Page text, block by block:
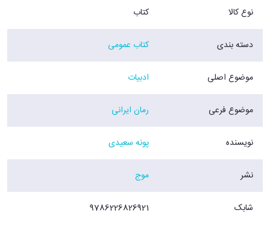
نوع کالا کتاب
دسته بندی کتاب عمومی
موضوع اصلی ادبیات
موضوع فرعی رمان ایرانی
نویسنده پونه سعیدی
نشر موج
شابک 9786226826921